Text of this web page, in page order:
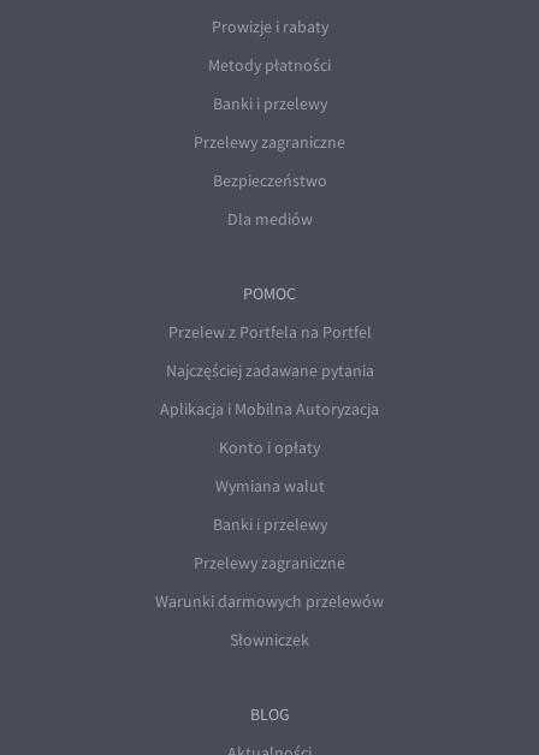
Prowizje i rabaty
Metody płatności
Banki i przelewy
Przelewy zagraniczne
Bezpieczeństwo
Dla mediów
POMOC
Przelew z Portfela na Portfel
Najczęściej zadawane pytania
Aplikacja i Mobilna Autoryzacja
Konto i opłaty
Wymiana walut
Banki i przelewy
Przelewy zagraniczne
Warunki darmowych przelewów
Słowniczek
BLOG